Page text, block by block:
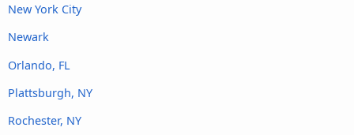
New York City
Newark
Orlando, FL
Plattsburgh, NY
Rochester, NY